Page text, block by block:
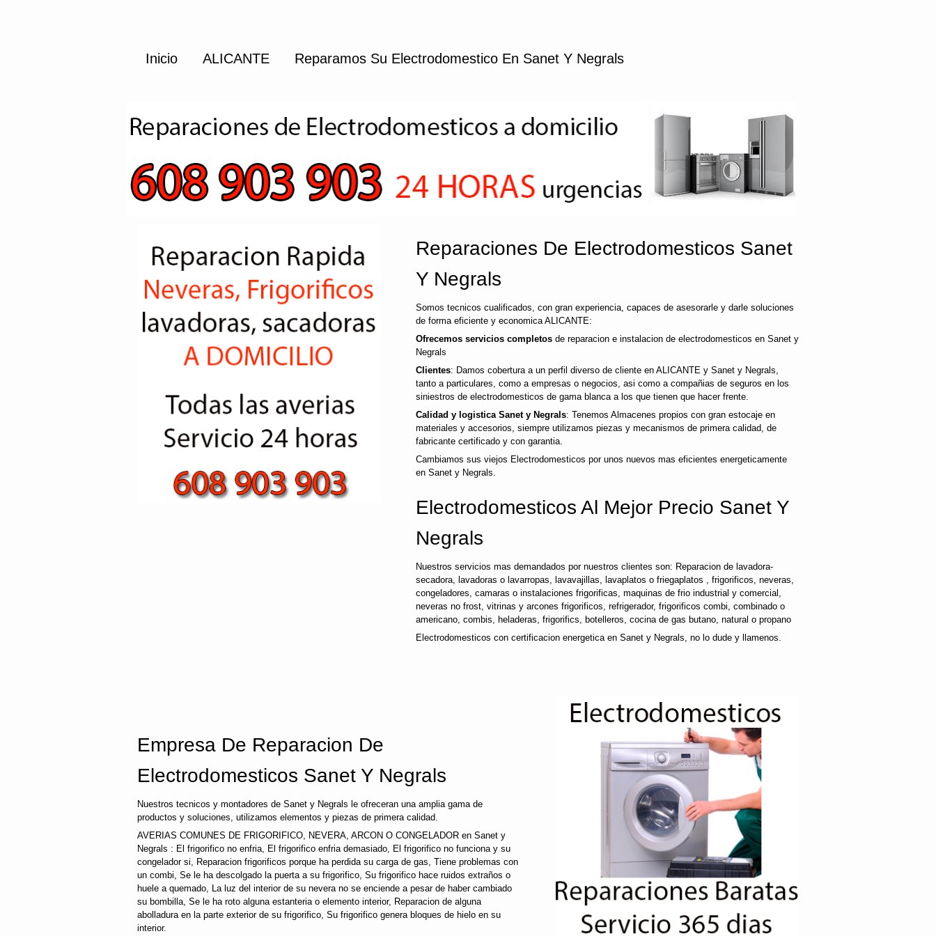
Inicio ALICANTE Reparamos Su Electrodomestico En Sanet Y Negrals
Reparaciones De Electrodomesticos Sanet
Y Negrals
Somos tecnicos cualificados, con gran experiencia, capaces de asesorarle y darle soluciones
de forma eficiente y economica ALICANTE:
Ofrecemos servicios completos de reparacion e instalacion de electrodomesticos en Sanet y
Negrals
Clientes: Damos cobertura a un perfil diverso de cliente en ALICANTE y Sanet y Negrals,
tanto a particulares, como a empresas o negocios, asi como a compañias de seguros en los
siniestros de electrodomesticos de gama blanca a los que tienen que hacer frente.
Calidad y logistica Sanet y Negrals: Tenemos Almacenes propios con gran estocaje en
materiales y accesorios, siempre utilizamos piezas y mecanismos de primera calidad, de
fabricante certificado y con garantia.
Cambiamos sus viejos Electrodomesticos por unos nuevos mas eficientes energeticamente
en Sanet y Negrals.
Electrodomesticos Al Mejor Precio Sanet Y
Negrals
Nuestros servicios mas demandados por nuestros clientes son: Reparacion de lavadora-
secadora, lavadoras o lavarropas, lavavajillas, lavaplatos o friegaplatos , frigorificos, neveras,
congeladores, camaras o instalaciones frigorificas, maquinas de frio industrial y comercial,
neveras no frost, vitrinas y arcones frigorificos, refrigerador, frigorificos combi, combinado o
americano, combis, heladeras, frigorifics, botelleros, cocina de gas butano, natural o propano
Electrodomesticos con certificacion energetica en Sanet y Negrals, no lo dude y llamenos.
Empresa De Reparacion De
Electrodomesticos Sanet Y Negrals
Nuestros tecnicos y montadores de Sanet y Negrals le ofreceran una amplia gama de
productos y soluciones, utilizamos elementos y piezas de primera calidad.
AVERIAS COMUNES DE FRIGORIFICO, NEVERA, ARCON O CONGELADOR en Sanet y
Negrals : El frigorifico no enfria, El frigorifico enfria demasiado, El frigorifico no funciona y su
congelador si, Reparacion frigorificos porque ha perdida su carga de gas, Tiene problemas con
un combi, Se le ha descolgado la puerta a su frigorifico, Su frigorifico hace ruidos extraños o
huele a quemado, La luz del interior de su nevera no se enciende a pesar de haber cambiado
su bombilla, Se le ha roto alguna estanteria o elemento interior, Reparacion de alguna
abolladura en la parte exterior de su frigorifico, Su frigorifico genera bloques de hielo en su
interior.